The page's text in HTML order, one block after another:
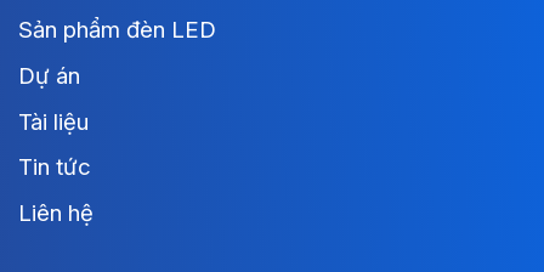
Sản phẩm đèn LED
Dự án
Tài liệu
Tin tức
Liên hệ